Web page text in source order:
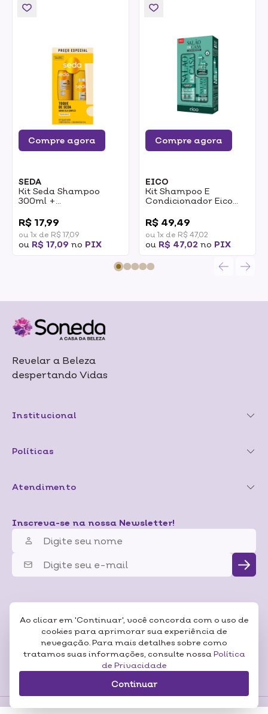
Ao clicar em 'Continuar', você concorda com o uso de
cookies para aprimorar sua experiência de
nevegação. Para mais detalhes sobre como
tratamos suas informações, consulte nossa Política
de Privacidade
Continuar
Compre agora
SEDA
Kit Seda Shampoo
300ml +
Toque De Seda Amino-
Silk 1un
R$ 17,99
ou 1x de R$ 17,09
ou R$ 17,09 no PIX
Compre agora
EICO
Kit Shampoo E
Condicionador Eico
Definidos Definição E
Hidratação Shampoo
800ml +
Condicionador 450ml
R$ 49,49
ou 1x de R$ 47,02
ou R$ 47,02 no PIX
Revelar a Beleza
despertando Vidas
Institucional
Políticas
Atendimento
Inscreva-se na nossa Newsletter!